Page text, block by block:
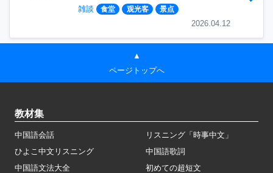
雑談 食堂 观光客 景点
2026.04.12
▲
ページトップへ
教材集
中国語会話
リスニング「時事中文」
ひよこ中文リスニング
中国語歌詞
中国語文法大全
初めての超短文